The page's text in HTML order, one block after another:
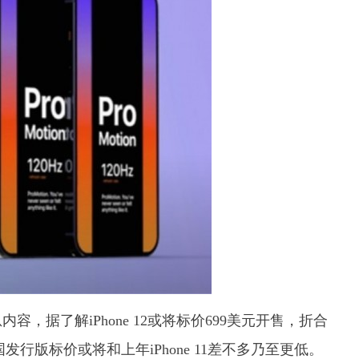
容，据了解iPhone 12或将标价699美元开售，折合
行版标价或将和上年iPhone 11差不多乃至更低。